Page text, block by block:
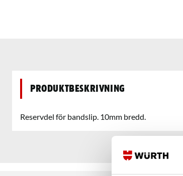
Produktbeskrivning
Reservdel för bandslip. 10mm bredd.